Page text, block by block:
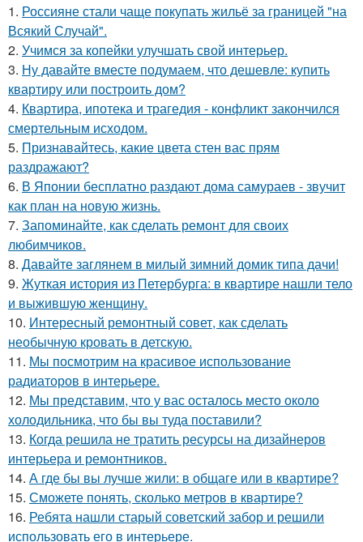
1. Россияне стали чаще покупать жильё за границей "на
Всякий Случай".
2. Учимся за копейки улучшать свой интерьер.
3. Ну давайте вместе подумаем, что дешевле: купить
квартиру или построить дом?
4. Квартира, ипотека и трагедия - конфликт закончился
смертельным исходом.
5. Признавайтесь, какие цвета стен вас прям
раздражают?
6. В Японии бесплатно раздают дома самураев - звучит
как план на новую жизнь.
7. Запоминайте, как сделать ремонт для своих
любимчиков.
8. Давайте заглянем в милый зимний домик типа дачи!
9. Жуткая история из Петербурга: в квартире нашли тело
и выжившую женщину.
10. Интересный ремонтный совет, как сделать
необычную кровать в детскую.
11. Мы посмотрим на красивое использование
радиаторов в интерьере.
12. Мы представим, что у вас осталось место около
холодильника, что бы вы туда поставили?
13. Когда решила не тратить ресурсы на дизайнеров
интерьера и ремонтников.
14. А где бы вы лучше жили: в общаге или в квартире?
15. Сможете понять, сколько метров в квартире?
16. Ребята нашли старый советский забор и решили
использовать его в интерьере.